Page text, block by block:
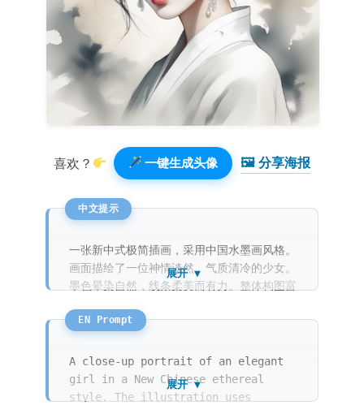
喜欢？ 一键生成头像 🖼 分享海报️
一张新中式极简插画，采用中国水墨画风格。
画面描绘了一位神情淡然、气质清冷的少女。
墨色晕染自然，线条柔美而有力。整体构图富
实底，展现出一种优雅而宁静的东方韵味。
展开 ▼
A close-up portrait of an elegant
girl in a New Chinese ethereal
style. The illustration uses
展开 ▼